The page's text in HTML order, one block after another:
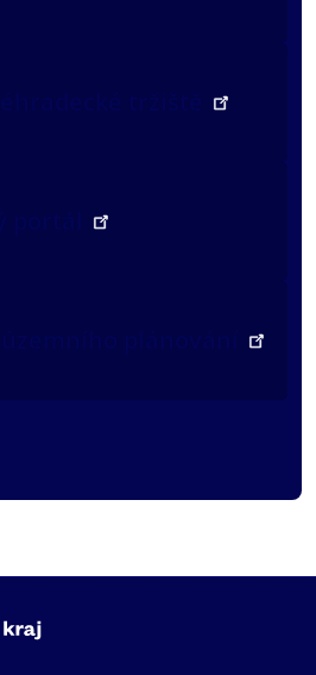
tržiště
portál
plánování